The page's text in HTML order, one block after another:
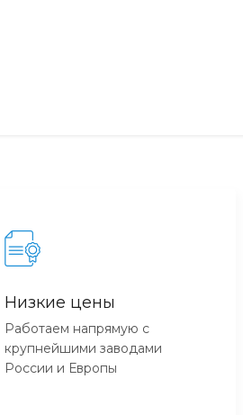
Низкие цены
Работаем напрямую с
крупнейшими заводами
России и Европы